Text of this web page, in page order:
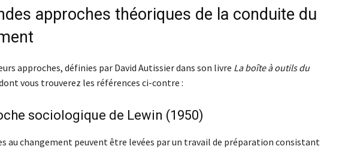
approches théoriques de la conduite du
approches, définies par David Autissier dans son livre La boîte à outils du
vous trouverez les références ci-contre :
sociologique de Lewin (1950)
au changement peuvent être levées par un travail de préparation consistant